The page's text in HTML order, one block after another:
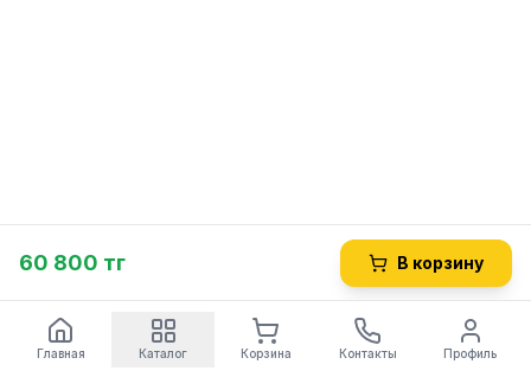
60 800 тг В корзину
Главная Каталог Корзина Контакты Профиль